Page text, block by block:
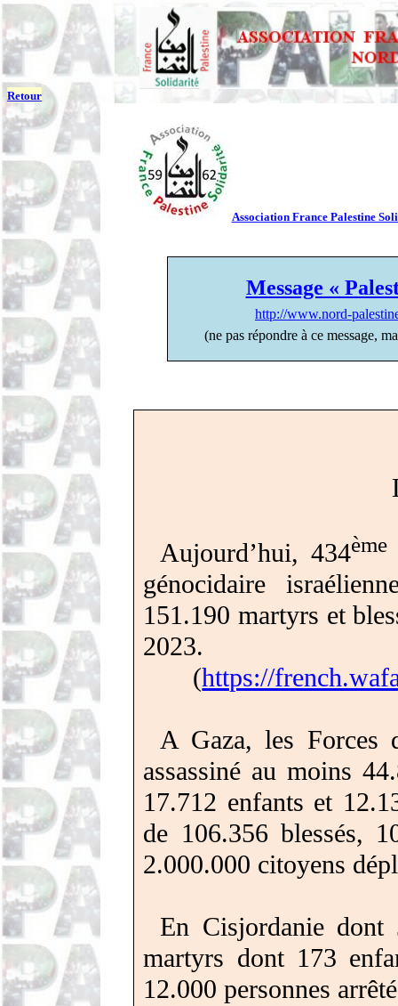
Retour
Association France Palestine
Message «
http://www.nord-
(ne pas répondre à ce message,
Aujourd’hui, 434ème
génocidaire
151.190 martyrs et
2023.
(https://
A Gaza, les Forces
assassiné au moins
17.712 enfants et
de 106.356 blessés,
2.000.000 citoyens
En Cisjordanie dont
martyrs dont 173
12.000 personnes